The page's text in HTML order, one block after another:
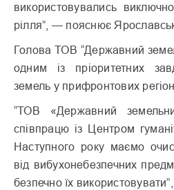
використовувались
рілля”, — пояснює
Голова ТОВ “Державний
одним із пріоритетних
земель у прифронтових
“ТОВ «Державний
співпрацю із Центром
Наступного року маємо
від вибухонебезпечних
безпечно їх